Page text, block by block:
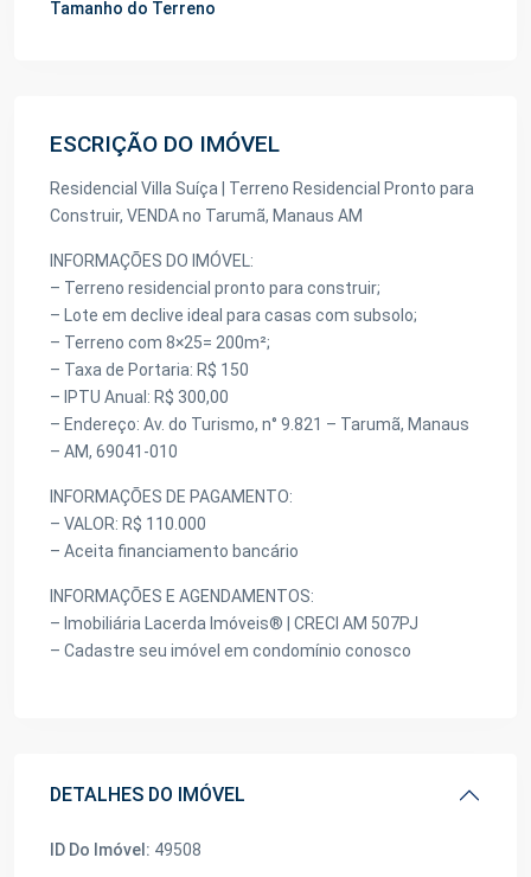
Tamanho do Terreno
ESCRIÇÃO DO IMÓVEL
Residencial Villa Suíça | Terreno Residencial Pronto para
Construir, VENDA no Tarumã, Manaus AM
INFORMAÇÕES DO IMÓVEL:
– Terreno residencial pronto para construir;
– Lote em declive ideal para casas com subsolo;
– Terreno com 8×25= 200m²;
– Taxa de Portaria: R$ 150
– IPTU Anual: R$ 300,00
– Endereço: Av. do Turismo, n° 9.821 – Tarumã, Manaus
– AM, 69041-010
INFORMAÇÕES DE PAGAMENTO:
– VALOR: R$ 110.000
– Aceita financiamento bancário
INFORMAÇÕES E AGENDAMENTOS:
– Imobiliária Lacerda Imóveis® | CRECI AM 507PJ
– Cadastre seu imóvel em condomínio conosco
DETALHES DO IMÓVEL
ID Do Imóvel: 49508